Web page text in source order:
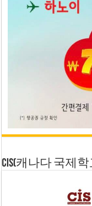
CIS(캐나다 국제학